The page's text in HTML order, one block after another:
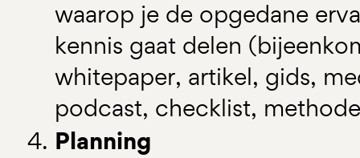
waarop je de opgedane
kennis gaat delen
whitepaper, artikel, gids,
podcast, checklist,
Planning